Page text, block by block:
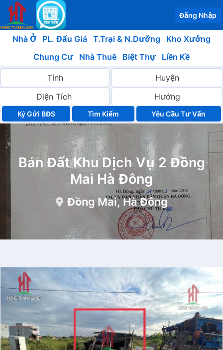
Đăng Nhập
Nhà Ở PL. Đấu Giá T.Trại & N.Dưỡng
Kho Xưởng
Chung Cư
Nhà Thuê Biệt Thự Liền Kề
Ký Gửi BĐS Yêu Cầu Tư Vấn
Bán Đất Khu Dịch Vụ 2 Đồng
Mai Hà Đông
Đồng Mai, Hà Đông